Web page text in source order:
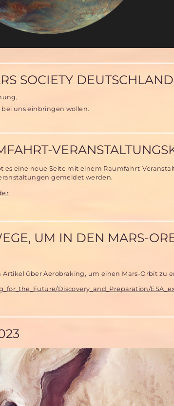
SOCIETY DEUTSCHLAND
uns einbringen wollen.
es eine neue Seite mit einem Raumfahrt-
gemeldet werden.
UM IN DEN MARS-
über Aerobraking, um einen Mars-Orbit zu
Discovery_and_Preparation/